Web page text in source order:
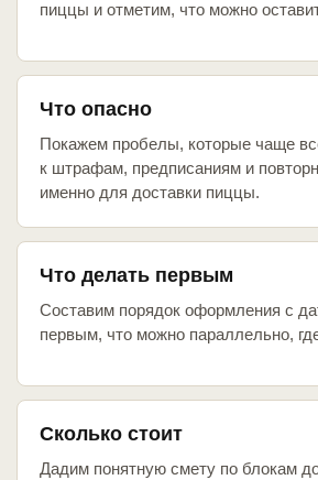
пиццы и отметим, что можно
Что опасно
Покажем пробелы, которые чаще
к штрафам, предписаниям и
именно для доставки пиццы.
Что делать первым
Составим порядок оформления с
первым, что можно параллельно,
Сколько стоит
Дадим понятную смету по блокам